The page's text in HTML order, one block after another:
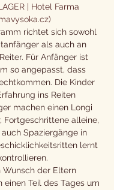
| Hotel Farma
richtet sich sowohl
als auch an
Für Anfänger ist
so angepasst, dass
Die Kinder
ins Reiten
machen einen Longi
Fortgeschrittene alleine,
Spaziergänge in
lernt
der Eltern
einen Teil des Tages um